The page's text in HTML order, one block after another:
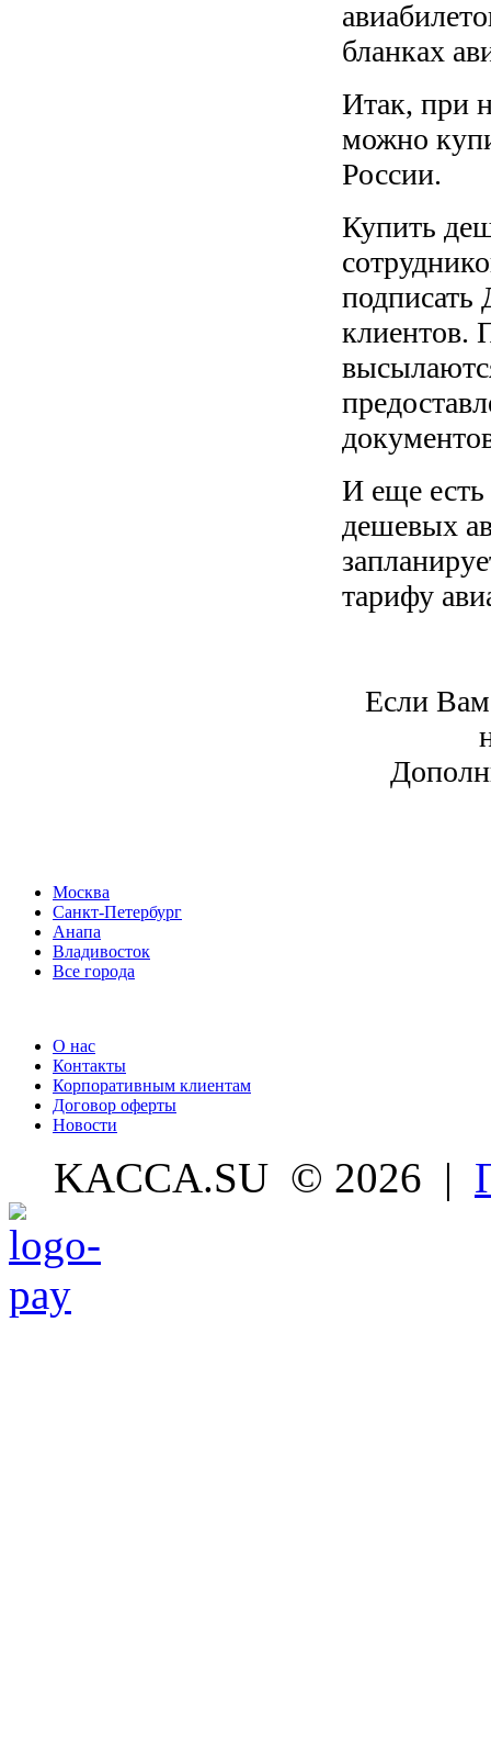
бланках
Итак, при
можно
России.
Купить
подписать
клиентов.
И еще есть
дешевых
тарифу
Если Вам
Москва
Санкт-Петербург
Анапа
Владивосток
Все города
О нас
Контакты
Корпоративным клиентам
Договор оферты
Новости
KACCA.SU © 2026 |